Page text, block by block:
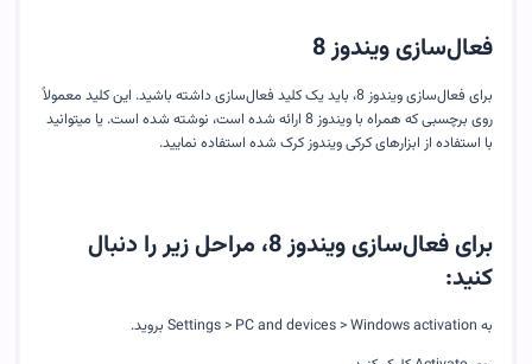
فعال‌سازی ویندوز 8
برای فعال‌سازی ویندوز 8، باید یک کلید فعال‌سازی داشته باشید. این کلید معمولاً
روی برچسبی که همراه با ویندوز 8 ارائه شده است، نوشته شده است. یا میتوانید
با استفاده از ابزارهای کرکی ویندوز کرک شده استفاده نمایید.
برای فعال‌سازی ویندوز 8، مراحل زیر را دنبال
کنید:
به Settings > PC and devices > Windows activation بروید.